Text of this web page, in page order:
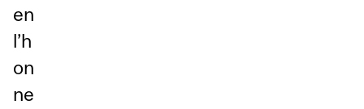
en
l’h
on
ne